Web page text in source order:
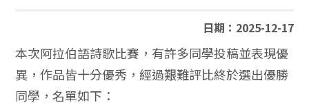
日期：2025-12-17
本次阿拉伯語詩歌比賽，有許多同學投稿並表現優
異，作品皆十分優秀，經過艱難評比終於選出優勝
同學，名單如下：